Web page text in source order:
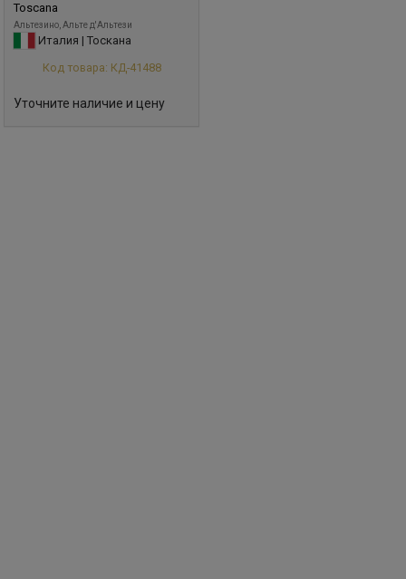
Toscana
Альтезино, Альте д'Альтези
Италия | Тоскана
Код товара: КД-41488
Уточните наличие и цену